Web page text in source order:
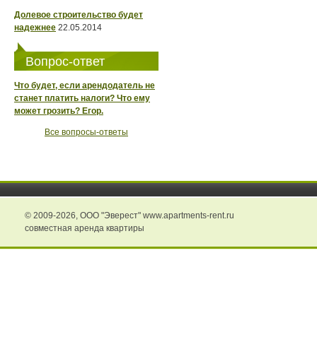
Долевое строительство будет
надежнее 22.05.2014
Вопрос-ответ
Что будет, если арендодатель не
станет платить налоги? Что ему
может грозить? Егор.
Все вопросы-ответы
© 2009-2026, ООО "Эверест" www.apartments-rent.ru
совместная аренда квартиры